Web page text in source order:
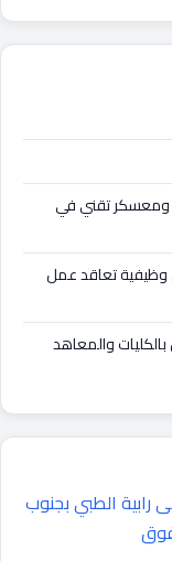
100 فرصة تدريبية ومعسكر تقني في
وظيفية تعاقد عمل
والمعاهد
الطبي بجنوب